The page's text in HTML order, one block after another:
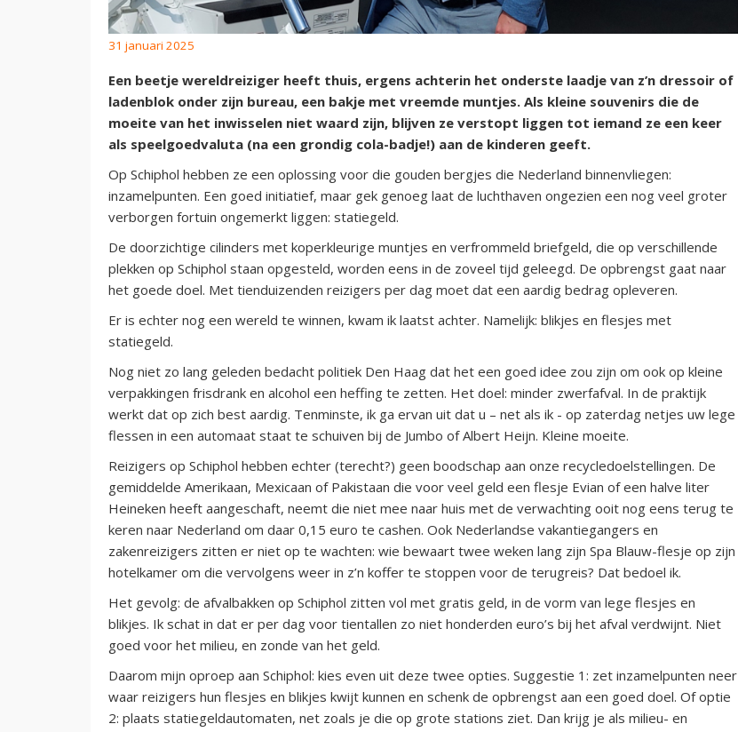
31 januari 2025
Een beetje wereldreiziger heeft thuis, ergens achterin het onderste laadje van z’n dressoir of
ladenblok onder zijn bureau, een bakje met vreemde muntjes. Als kleine souvenirs die de
moeite van het inwisselen niet waard zijn, blijven ze verstopt liggen tot iemand ze een keer
als speelgoedvaluta (na een grondig cola-badje!) aan de kinderen geeft.
Op Schiphol hebben ze een oplossing voor die gouden bergjes die Nederland binnenvliegen:
inzamelpunten. Een goed initiatief, maar gek genoeg laat de luchthaven ongezien een nog veel groter
verborgen fortuin ongemerkt liggen: statiegeld.
De doorzichtige cilinders met koperkleurige muntjes en verfrommeld briefgeld, die op verschillende
plekken op Schiphol staan opgesteld, worden eens in de zoveel tijd geleegd. De opbrengst gaat naar
het goede doel. Met tienduizenden reizigers per dag moet dat een aardig bedrag opleveren.
Er is echter nog een wereld te winnen, kwam ik laatst achter. Namelijk: blikjes en flesjes met
statiegeld.
Nog niet zo lang geleden bedacht politiek Den Haag dat het een goed idee zou zijn om ook op kleine
verpakkingen frisdrank en alcohol een heffing te zetten. Het doel: minder zwerfafval. In de praktijk
werkt dat op zich best aardig. Tenminste, ik ga ervan uit dat u – net als ik - op zaterdag netjes uw lege
flessen in een automaat staat te schuiven bij de Jumbo of Albert Heijn. Kleine moeite.
Reizigers op Schiphol hebben echter (terecht?) geen boodschap aan onze recycledoelstellingen. De
gemiddelde Amerikaan, Mexicaan of Pakistaan die voor veel geld een flesje Evian of een halve liter
Heineken heeft aangeschaft, neemt die niet mee naar huis met de verwachting ooit nog eens terug te
keren naar Nederland om daar 0,15 euro te cashen. Ook Nederlandse vakantiegangers en
zakenreizigers zitten er niet op te wachten: wie bewaart twee weken lang zijn Spa Blauw-flesje op zijn
hotelkamer om die vervolgens weer in z’n koffer te stoppen voor de terugreis? Dat bedoel ik.
Het gevolg: de afvalbakken op Schiphol zitten vol met gratis geld, in de vorm van lege flesjes en
blikjes. Ik schat in dat er per dag voor tientallen zo niet honderden euro’s bij het afval verdwijnt. Niet
goed voor het milieu, en zonde van het geld.
Daarom mijn oproep aan Schiphol: kies even uit deze twee opties. Suggestie 1: zet inzamelpunten neer
waar reizigers hun flesjes en blikjes kwijt kunnen en schenk de opbrengst aan een goed doel. Of optie
2: plaats statiegeldautomaten, net zoals je die op grote stations ziet. Dan krijg je als milieu- en